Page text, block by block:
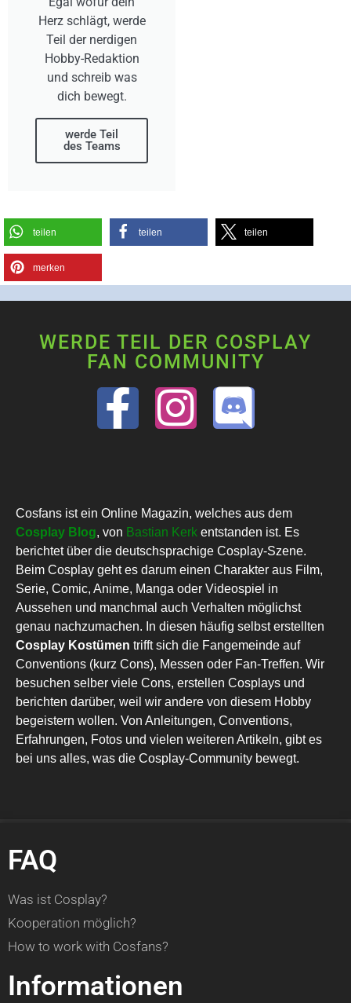
Herz schlägt, werde
Teil der nerdigen
Hobby-Redaktion
und schreib was
dich bewegt.
werde Teil
des Teams
teilen teilen teilen
merken
WERDE TEIL DER COSPLAY
FAN COMMUNITY
Cosfans ist ein Online Magazin, welches aus dem
Cosplay Blog, von Bastian Kerk entstanden ist. Es
berichtet über die deutschsprachige Cosplay-Szene.
Beim Cosplay geht es darum einen Charakter aus Film,
Serie, Comic, Anime, Manga oder Videospiel in
Aussehen und manchmal auch Verhalten möglichst
genau nachzumachen. In diesen häufig selbst erstellten
Cosplay Kostümen trifft sich die Fangemeinde auf
Conventions (kurz Cons), Messen oder Fan-Treffen. Wir
besuchen selber viele Cons, erstellen Cosplays und
berichten darüber, weil wir andere von diesem Hobby
begeistern wollen. Von Anleitungen, Conventions,
Erfahrungen, Fotos und vielen weiteren Artikeln, gibt es
bei uns alles, was die Cosplay-Community bewegt.
FAQ
Was ist Cosplay?
Kooperation möglich?
How to work with Cosfans?
Informationen